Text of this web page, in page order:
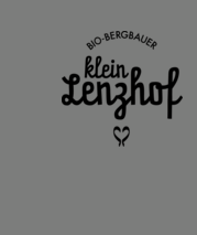
Neubau
Doppelbett
Ausziehcouch